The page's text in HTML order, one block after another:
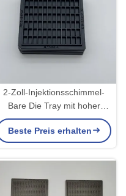
2-Zoll-Injektionsschimmel-
Bare Die Tray mit hoher
Temperaturbeständigkeit für
saubere Klasse Allgemeine
und Ultraschallreinigung
Beste Preis erhalten